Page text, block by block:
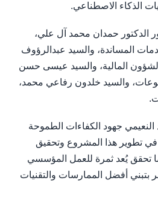
الذكاء الاصطناعي.
الدكتور حمدان محمد آل علي،
المساندة، والسيد عبدالرؤوف
المالية، والسيد عيسى حسن
والسيد خلدون رفاعي محمد،
جهود الكفاءات الطموحة
تطوير هذا المشروع وتحقيق
ما تحقق يُعد ثمرة للعمل المؤسسي
بتبني أفضل الممارسات والتقنيات